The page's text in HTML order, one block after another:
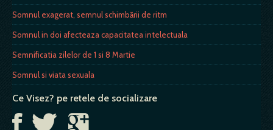
Somnul exagerat, semnul schimbării de ritm
Somnul in doi afecteaza capacitatea intelectuala
Semnificatia zilelor de 1 si 8 Martie
Somnul si viata sexuala
Ce Visez? pe retele de socializare